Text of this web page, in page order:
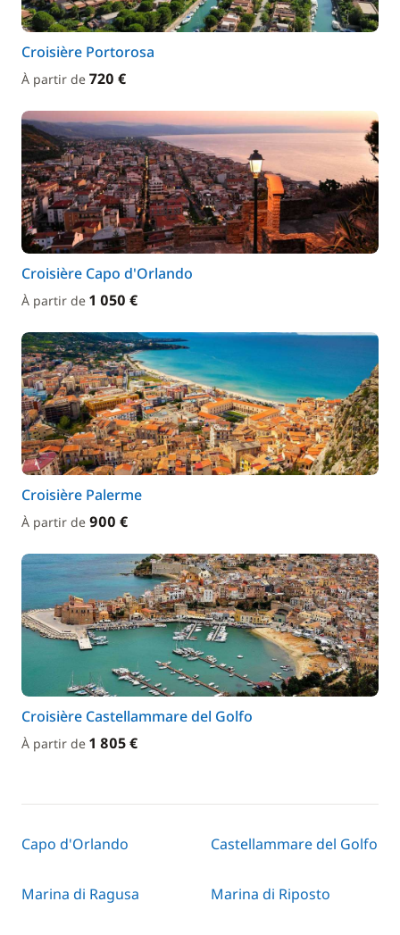
Croisière Portorosa
À partir de 720 €
Croisière Capo d'Orlando
À partir de 1 050 €
Croisière Palerme
À partir de 900 €
Croisière Castellammare del Golfo
À partir de 1 805 €
Capo d'Orlando Castellammare del Golfo
Marina di Ragusa Marina di Riposto